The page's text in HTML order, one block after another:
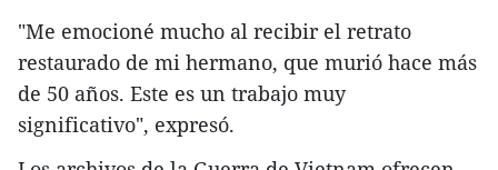
"Me emocioné mucho al recibir el retrato
restaurado de mi hermano, que murió hace más
de 50 años. Este es un trabajo muy
significativo", expresó.